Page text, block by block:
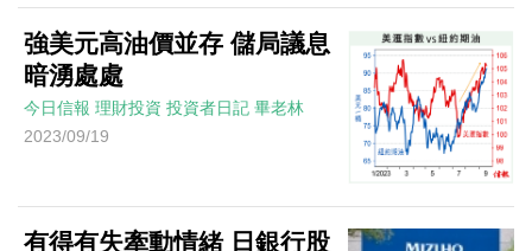
強美元高油價並存 儲局議息
暗湧處處
今日信報 理財投資 投資者日記 畢老林
2023/09/19
有得有失牽動情緒 日銀行股